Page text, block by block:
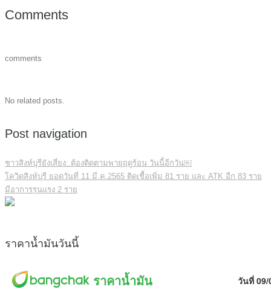
Comments
comments
No related posts.
Post navigation
ชาวสิงห์บุรียังเสี่ยง..ต้องติดตามพายุฤดูร้อน วันนี้อีกวัน￼
โควิดสิงห์บุรี ยอดวันที่ 11 มี.ค.2565 ติดเชื้อเพิ่ม 81 ราย และ ATK อีก 83 ราย
มีอาการรุนแรง 2 ราย
ราคาน้ำมันวันนี้